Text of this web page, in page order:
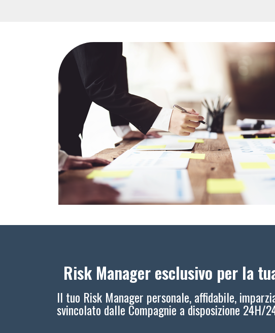
Risk Manager esclusivo per la
Il tuo Risk Manager personale, affidabile,
svincolato dalle Compagnie a disposizione 24H/